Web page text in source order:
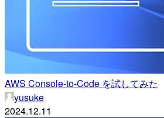
AWS Console-to-Code を試してみた
yusuke
2024.12.11